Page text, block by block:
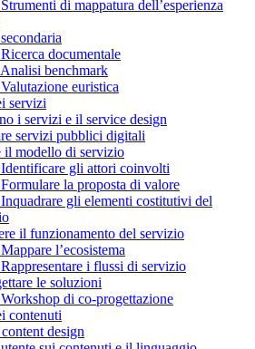
di mappatura dell’esperienza
documentale
benchmark
euristica
servizi
i servizi e il service design
servizi pubblici digitali
il modello di servizio
gli attori coinvolti
la proposta di valore
gli elementi costitutivi del
il funzionamento del servizio
l’ecosistema
i flussi di servizio
le soluzioni
di co-progettazione
contenuti
design